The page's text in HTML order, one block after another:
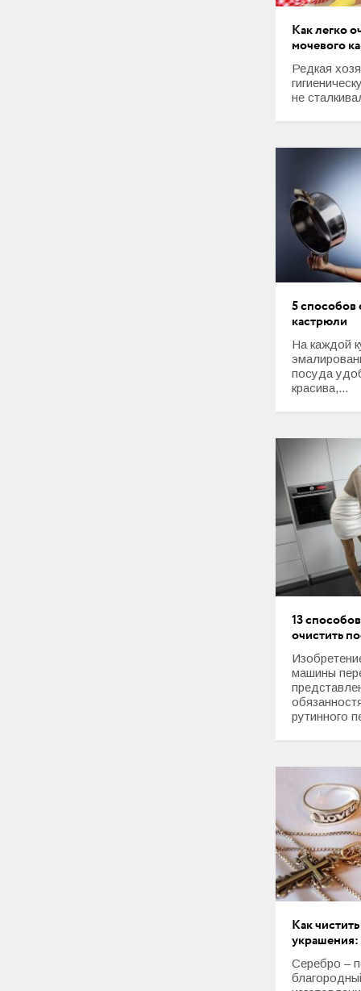
Как легко
мочевого
Редкая
не
5 способов
кастрюли
На каждой
посуда
красива,...
13
очистить
машины
рутинного
Как
Серебро –